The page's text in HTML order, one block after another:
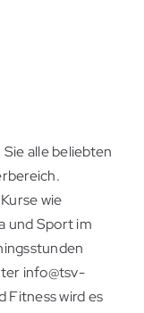
alle beliebten
wie
und Sport im
info@tsv-
Fitness wird es